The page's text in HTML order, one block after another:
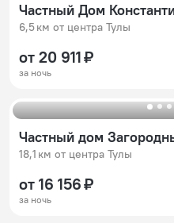
Частный Дом
6,5 км от центра Тулы
от 20 911 ₽
за ночь
Частный дом
18,1 км от центра Тулы
от 16 156 ₽
за ночь